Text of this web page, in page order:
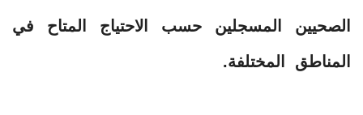
الصحيين المسجلين حسب الاحتياج المتاح في
المناطق المختلفة.